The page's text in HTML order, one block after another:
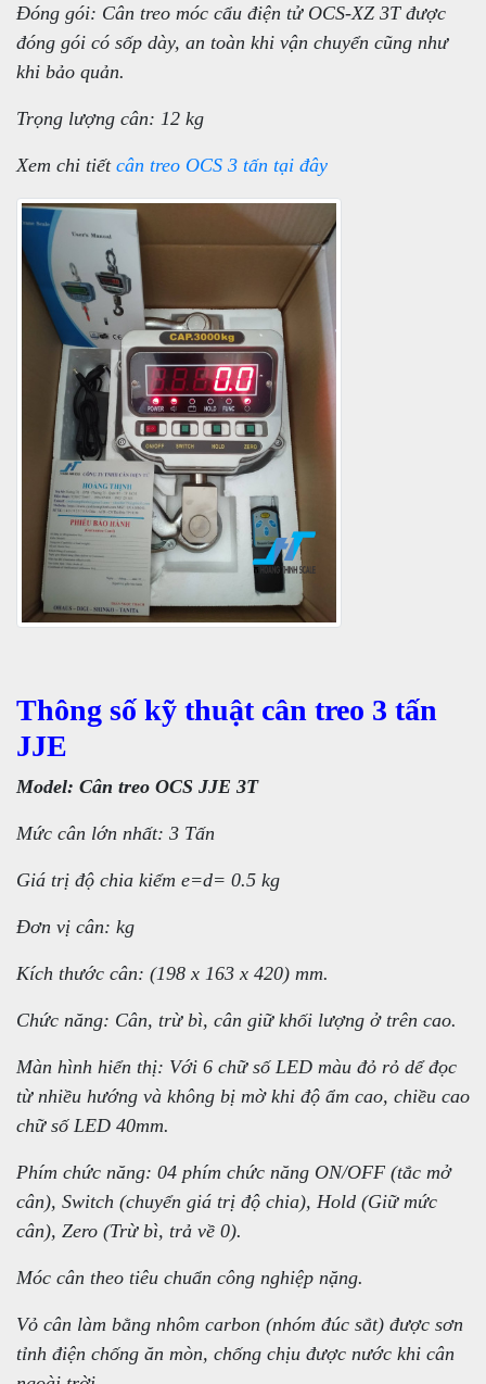
Đóng gói: Cân treo móc cẩu điện tử OCS-XZ 3T được
đóng gói có sốp dày, an toàn khi vận chuyển cũng như
khi bảo quản.
Trọng lượng cân: 12 kg
Xem chi tiết cân treo OCS 3 tấn tại đây
Thông số kỹ thuật cân treo 3 tấn
JJE
Model: Cân treo OCS JJE 3T
Mức cân lớn nhất: 3 Tấn
Giá trị độ chia kiểm e=d= 0.5 kg
Đơn vị cân: kg
Kích thước cân: (198 x 163 x 420) mm.
Chức năng: Cân, trừ bì, cân giữ khối lượng ở trên cao.
Màn hình hiển thị: Với 6 chữ số LED màu đỏ rỏ dể đọc
từ nhiều hướng và không bị mờ khi độ ẩm cao, chiều cao
chữ số LED 40mm.
Phím chức năng: 04 phím chức năng ON/OFF (tắc mở
cân), Switch (chuyển giá trị độ chia), Hold (Giữ mức
cân), Zero (Trừ bì, trả về 0).
Móc cân theo tiêu chuẩn công nghiệp nặng.
Vỏ cân làm bằng nhôm carbon (nhóm đúc sắt) được sơn
tỉnh điện chống ăn mòn, chống chịu được nước khi cân